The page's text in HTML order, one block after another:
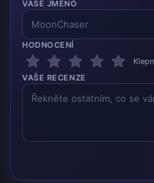
VAŠE JMÉNO
HODNOCENÍ
VAŠE RECENZE